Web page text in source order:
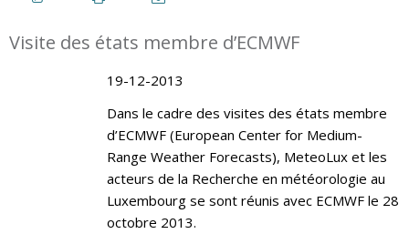
Visite des états membre d’ECMWF
19-12-2013
Dans le cadre des visites des états membre
d’ECMWF (European Center for Medium-
Range Weather Forecasts), MeteoLux et les
acteurs de la Recherche en météorologie au
Luxembourg se sont réunis avec ECMWF le 28
octobre 2013.